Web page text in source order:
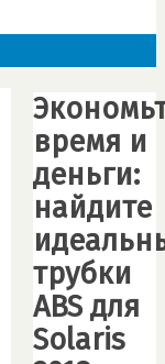
время и
деньги:
найдите
трубки
ABS для
Solaris